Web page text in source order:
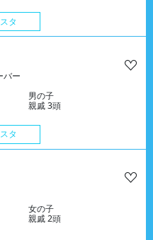
タ
バー
男の子
親戚 3頭
タ
女の子
親戚 2頭